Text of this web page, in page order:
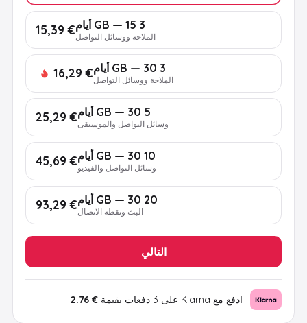
3 GB — 15 أيام
الملاحة ووسائل التواصل€ 15,39
3 GB — 30 أيام
الملاحة ووسائل التواصل€ 16,29
5 GB — 30 أيام
وسائل التواصل والموسيقى€ 25,29
10 GB — 30 أيام
وسائل التواصل والفيديو€ 45,69
20 GB — 30 أيام
البث ونقطة الاتصال€ 93,29
التالي
ادفع مع Klarna على 3 دفعات بقيمة € 2.76